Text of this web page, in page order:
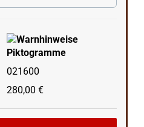
021600
280,00 €